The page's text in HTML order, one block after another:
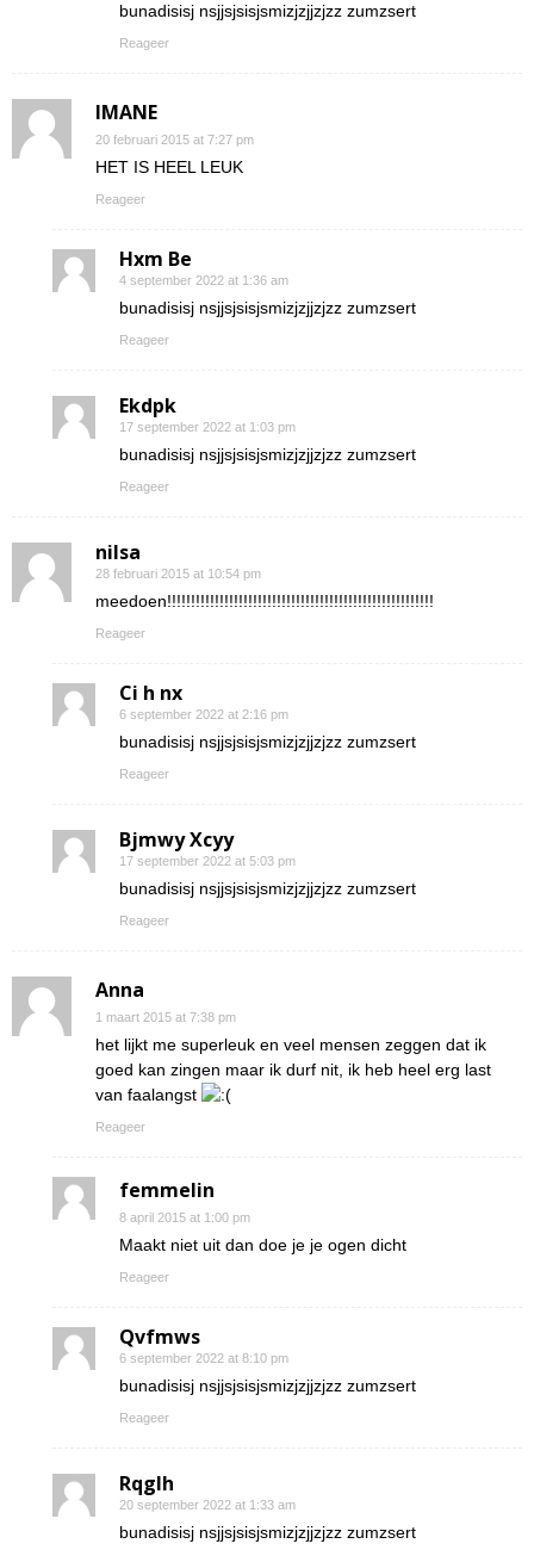
bunadisisj nsjjsjsisjsmizjzjjzjzz zumzsert
Reageer
IMANE
20 februari 2015 at 7:27 pm
HET IS HEEL LEUK
Reageer
Hxm Be
4 september 2022 at 1:36 am
bunadisisj nsjjsjsisjsmizjzjjzjzz zumzsert
Reageer
Ekdpk
17 september 2022 at 1:03 pm
bunadisisj nsjjsjsisjsmizjzjjzjzz zumzsert
Reageer
nilsa
28 februari 2015 at 10:54 pm
meedoen!!!!!!!!!!!!!!!!!!!!!!!!!!!!!!!!!!!!!!!!!!!!!!!!!!!!!!!!
Reageer
Ci h nx
6 september 2022 at 2:16 pm
bunadisisj nsjjsjsisjsmizjzjjzjzz zumzsert
Reageer
Bjmwy Xcyy
17 september 2022 at 5:03 pm
bunadisisj nsjjsjsisjsmizjzjjzjzz zumzsert
Reageer
Anna
1 maart 2015 at 7:38 pm
het lijkt me superleuk en veel mensen zeggen dat ik
goed kan zingen maar ik durf nit, ik heb heel erg last
van faalangst
Reageer
femmelin
8 april 2015 at 1:00 pm
Maakt niet uit dan doe je je ogen dicht
Reageer
Qvfmws
6 september 2022 at 8:10 pm
bunadisisj nsjjsjsisjsmizjzjjzjzz zumzsert
Reageer
Rqglh
20 september 2022 at 1:33 am
bunadisisj nsjjsjsisjsmizjzjjzjzz zumzsert